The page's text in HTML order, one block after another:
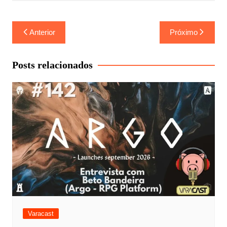
Navegação
de
Post
Anterior Próximo
Posts relacionados
Varacast